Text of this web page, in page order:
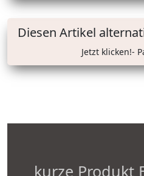
Diesen Artikel
Jetzt klicken!-
kurze Produkt